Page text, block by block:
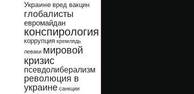
Украине вред вакцин
глобалисты
евромайдан
конспирология
коррупция кремлядь
леваки мировой
кризис
псевдолиберализм
революция в
украине санкции